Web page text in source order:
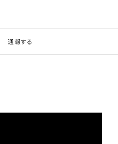
通報する